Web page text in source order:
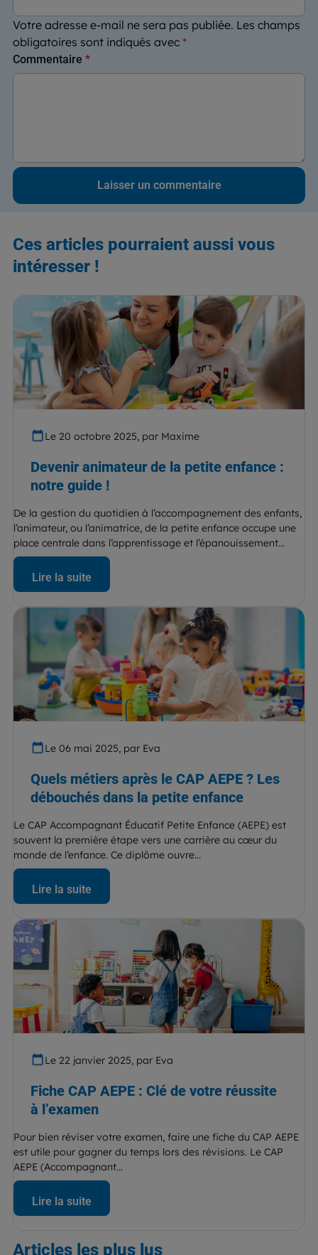
Votre adresse e-mail ne sera pas publiée. Les champs
obligatoires sont indiqués avec *
Commentaire *
Ces articles pourraient aussi vous
intéresser !
Le 20 octobre 2025, par Maxime
Devenir animateur de la petite enfance :
notre guide !
De la gestion du quotidien à l’accompagnement des enfants,
l’animateur, ou l’animatrice, de la petite enfance occupe une
place centrale dans l’apprentissage et l’épanouissement...
Lire la suite
Le 06 mai 2025, par Eva
Quels métiers après le CAP AEPE ? Les
débouchés dans la petite enfance
Le CAP Accompagnant Éducatif Petite Enfance (AEPE) est
souvent la première étape vers une carrière au cœur du
monde de l’enfance. Ce diplôme ouvre...
Lire la suite
Le 22 janvier 2025, par Eva
Fiche CAP AEPE : Clé de votre réussite
à l’examen
Pour bien réviser votre examen, faire une fiche du CAP AEPE
est utile pour gagner du temps lors des révisions. Le CAP
AEPE (Accompagnant...
Lire la suite
Articles les plus lus